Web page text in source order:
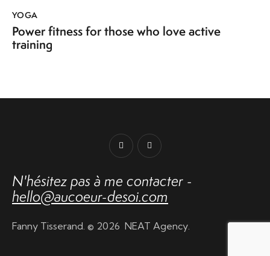
YOGA
Power fitness for those who love active
training
N'hésitez pasà me contacter -
hello@aucoeur-desoi.com
Fanny Tisserand. © 2026 NEAT Agency